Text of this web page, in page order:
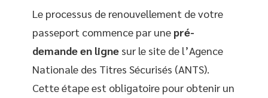
Le processus de renouvellement de votre
passeport commence par une pré-
demande en ligne sur le site de l’Agence
Nationale des Titres Sécurisés (ANTS).
Cette étape est obligatoire pour obtenir un